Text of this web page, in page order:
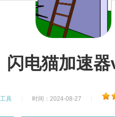
闪电猫加速
工具 时间：2024-08-27